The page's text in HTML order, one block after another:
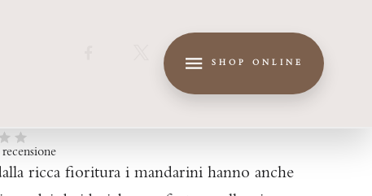
SHOP ONLINE
X
recensione
ricca fioritura i mandarini hanno anche